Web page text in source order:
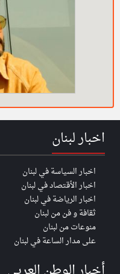
اخبار لبنان
اخبار السياسة في لبنان
اخبار الأقتصاد في لبنان
اخبار الرياضة في لبنان
ثقافة و فن من لبنان
منوعات من لبنان
على مدار الساعة في لبنان